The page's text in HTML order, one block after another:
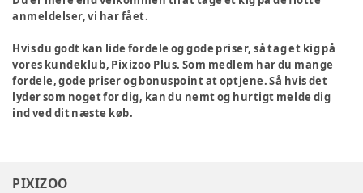
anmeldelser, vi har fået.
Hvis du godt kan lide fordele og gode priser, så tag et kig på
vores kundeklub, Pixizoo Plus. Som medlem har du mange
fordele, gode priser og bonuspoint at optjene. Så hvis det
lyder som noget for dig, kan du nemt og hurtigt melde dig
ind ved dit næste køb.
PIXIZOO